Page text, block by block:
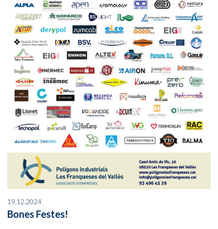
19.12.2024
Bones Festes!